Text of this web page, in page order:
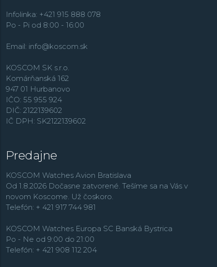
Infolinka: +421 915 888 078
Po - Pi od 8:00 - 16:00
Email: info@koscom.sk
KOSCOM SK s.r.o.
Komárňanská 162
947 01 Hurbanovo
IČO: 55 955 924
DIČ: 2122139602
IČ DPH: SK2122139602
Predajne
KOSCOM Watches Avion Bratislava
Od 1.8.2026 Dočasne zatvorené. Tešíme sa na Vás v
novom Koscome. Už čoskoro.
Telefón: + 421 917 744 981
KOSCOM Watches Europa SC Banská Bystrica
Po - Ne od 9:00 do 21:00
Telefón: + 421 908 112 204